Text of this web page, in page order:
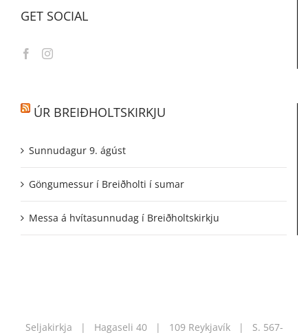
GET SOCIAL
ÚR BREIÐHOLTSKIRKJU
Sunnudagur 9. ágúst
Göngumessur í Breiðholti í sumar
Messa á hvítasunnudag í Breiðholtskirkju
Seljakirkja | Hagaseli 40 | 109 Reykjavík | S. 567-